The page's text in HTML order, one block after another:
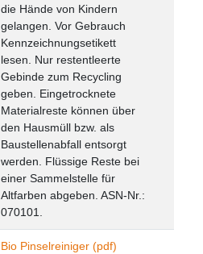
die Hände von Kindern
gelangen. Vor Gebrauch
Kennzeichnungsetikett
lesen. Nur restentleerte
Gebinde zum Recycling
geben. Eingetrocknete
Materialreste können über
den Hausmüll bzw. als
Baustellenabfall entsorgt
werden. Flüssige Reste bei
einer Sammelstelle für
Altfarben abgeben. ASN-Nr.:
070101.
Bio Pinselreiniger (pdf)